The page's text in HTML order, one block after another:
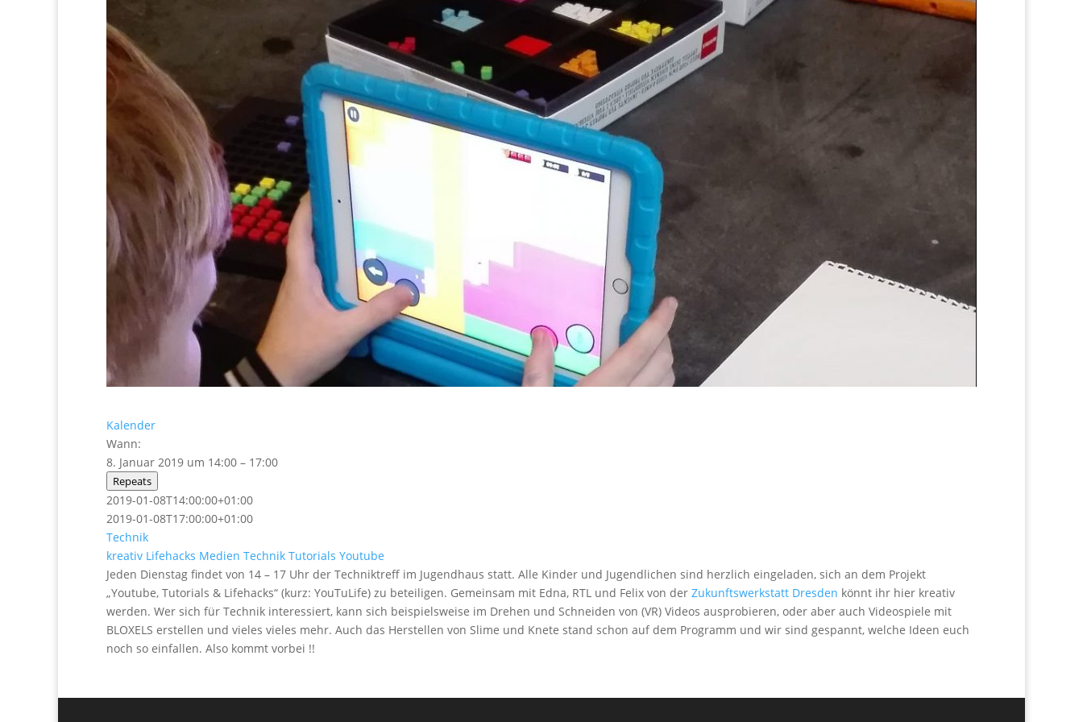
Kalender
Wann:
8. Januar 2019 um 14:00 – 17:00
Repeats
2019-01-08T14:00:00+01:00
2019-01-08T17:00:00+01:00
Technik
kreativ Lifehacks Medien Technik Tutorials Youtube
Jeden Dienstag findet von 14 – 17 Uhr der Techniktreff im Jugendhaus statt. Alle Kinder und Jugendlichen sind herzlich eingeladen, sich an dem Projekt
„Youtube, Tutorials & Lifehacks“ (kurz: YouTuLife) zu beteiligen. Gemeinsam mit Edna, RTL und Felix von der Zukunftswerkstatt Dresden könnt ihr hier kreativ
werden. Wer sich für Technik interessiert, kann sich beispielsweise im Drehen und Schneiden von (VR) Videos ausprobieren, oder aber auch Videospiele mit
BLOXELS erstellen und vieles vieles mehr. Auch das Herstellen von Slime und Knete stand schon auf dem Programm und wir sind gespannt, welche Ideen euch
noch so einfallen. Also kommt vorbei !!